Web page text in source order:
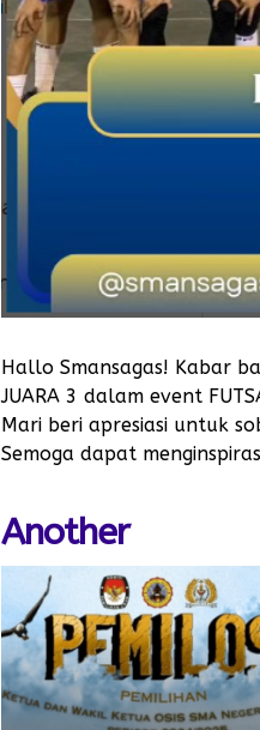
Hallo Smansagas! Kabar
JUARA 3 dalam event
Mari beri apresiasi untuk
Semoga dapat
Another